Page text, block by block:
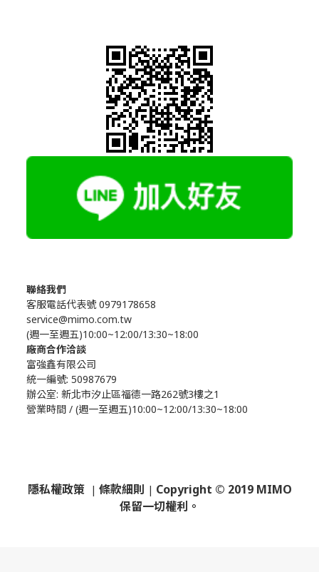
聯絡我們
客服電話代表號 0979178658
service@mimo.com.tw
(週一至週五)10:00~12:00/13:30~18:00
廠商合作洽談
富強鑫有限公司
統一編號: 50987679
辦公室: 新北市汐止區福德一路262號3樓之1
營業時間 / (週一至週五)10:00~12:00/13:30~18:00
隱私權政策 | 條款細則 | Copyright © 2019 MIMO
保留一切權利。